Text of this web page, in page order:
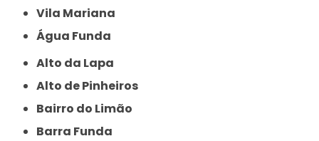
Vila Mariana
Água Funda
Alto da Lapa
Alto de Pinheiros
Bairro do Limão
Barra Funda